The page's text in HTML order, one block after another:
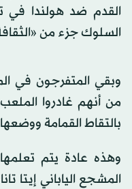
القدم ضد هولندا في
السلوك جزء من «الثقافة
من أنهم غادروا
بالتقاط القمامة
وهذه عادة يتم تعلمها
المشجع الياباني إيتا